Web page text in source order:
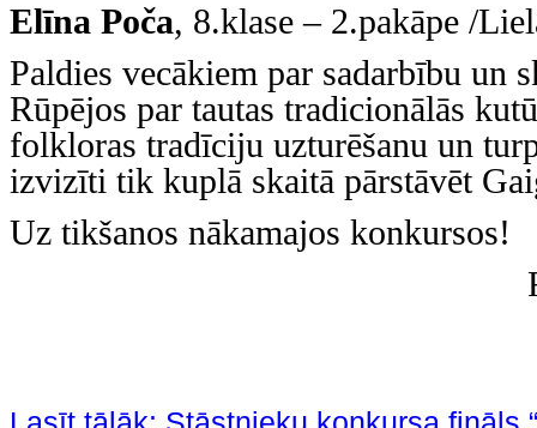
Elīna Poča, 8.klase – 2.pakāpe /
Paldies vecākiem par sadarbību un
Rūpējos par tautas tradicionālās
folkloras tradīciju uzturēšanu un
izvizīti tik kuplā skaitā pārstāvēt
Uz tikšanos nākamajos konkursos!